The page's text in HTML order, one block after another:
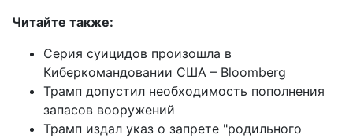
Читайте также:
Серия суицидов произошла в
Киберкомандовании США – Bloomberg
Трамп допустил необходимость пополнения
запасов вооружений
Трамп издал указ о запрете "родильного